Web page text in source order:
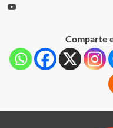
Comparte